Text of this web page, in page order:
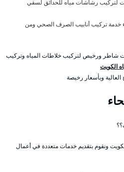
لتركيب رشاشات مياه للحدائق لسقي
تركيب أنابيب الصرف الصحي ومن
شاطر ورخيص لتركيب خلاطات المياه وتركيب
الكويت
وبأسعار رخيصة
ونقوم بتقديم خدمات متعددة في أعمال